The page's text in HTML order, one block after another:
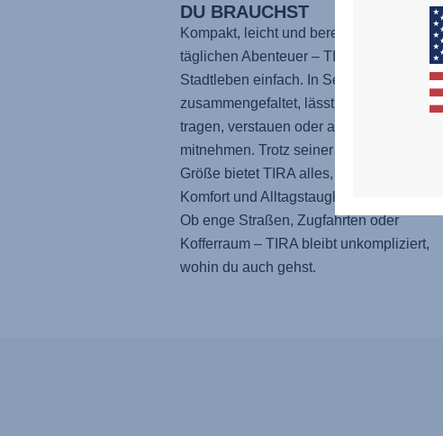
DU BRAUCHST
Kompakt, leicht und bereit für deine
täglichen Abenteuer – TIRA
Stadtleben einfach. In Sekunden klein
zusammengefaltet, lässt er sich mühelos
tragen, verstauen oder auf Reisen
mitnehmen. Trotz seiner kompakten
Größe bietet TIRA alles, was du für
Komfort und Alltagstauglichkeit benötigst.
Ob enge Straßen, Zugfahrten oder
Kofferraum – TIRAbleibt unkompliziert,
wohin du auch gehst.